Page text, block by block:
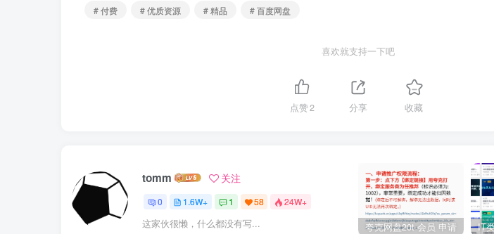
# 付费
# 优质资源 # 精品 # 百度网盘
喜欢就支持一下吧
点赞2 分享 收藏
tomm 关注
0 1.6W+ 1 58 24W+
这家伙很懒，什么都没有写... 夸克网盘20t 会员 申请